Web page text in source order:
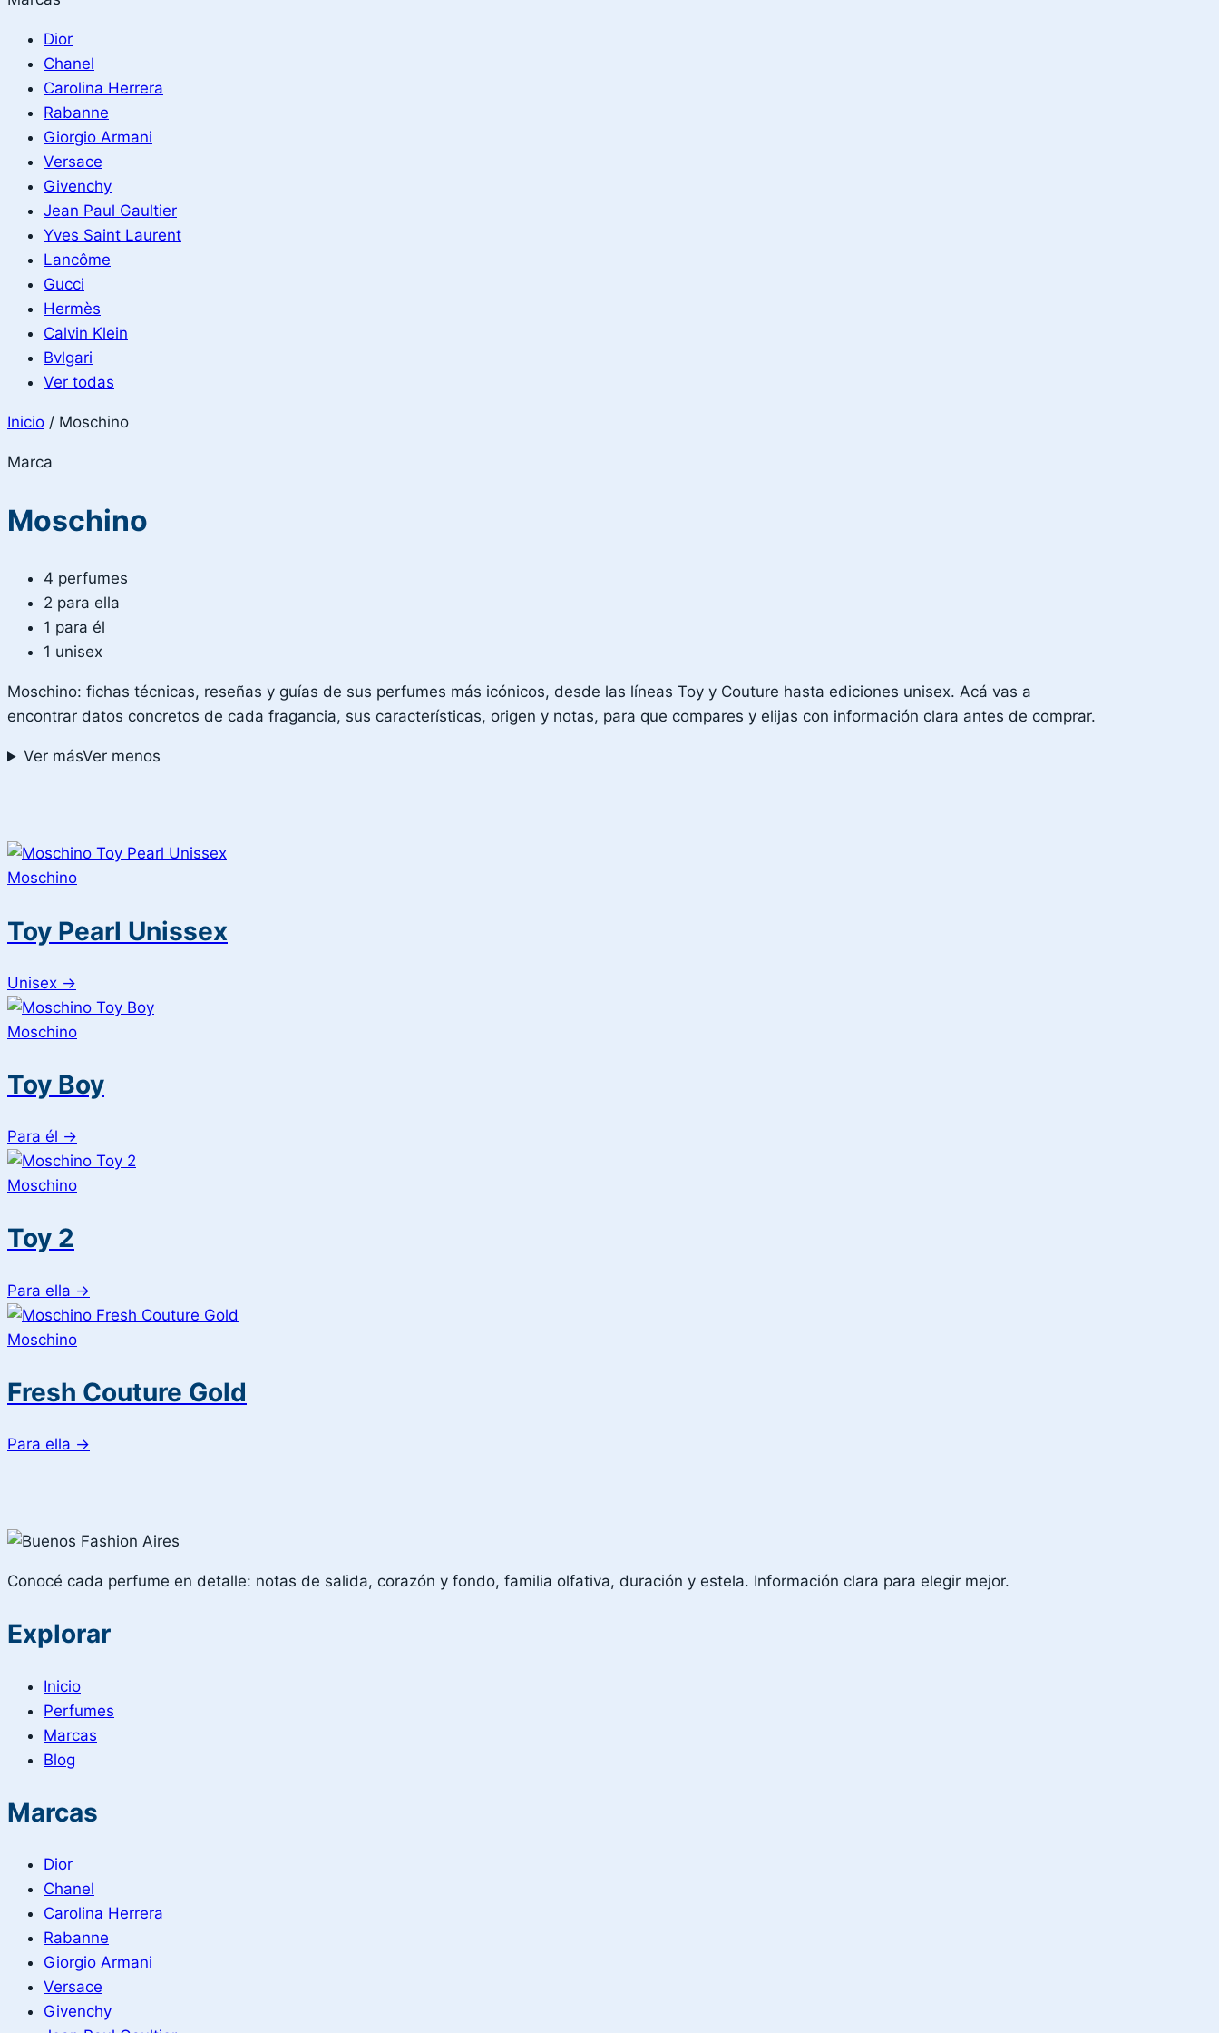
Dior
Chanel
Carolina Herrera
Rabanne
Giorgio Armani
Versace
Givenchy
Jean Paul Gaultier
Yves Saint Laurent
Lancôme
Gucci
Hermès
Calvin Klein
Bvlgari
Ver todas
Inicio / Moschino
Marca
Moschino
4 perfumes
2 para ella
1 para él
1 unisex
Moschino: fichas técnicas, reseñas y guías de sus perfumes más icónicos, desde las líneas Toy y Couture hasta ediciones unisex. Acá vas a
encontrar datos concretos de cada fragancia, sus características, origen y notas, para que compares y elijas con información clara antes de comprar.
Ver másVer menos
Moschino
Toy Pearl Unissex
Unisex →
Moschino
Toy Boy
Para él →
Moschino
Toy 2
Para ella →
Moschino
Fresh Couture Gold
Para ella →
Conocé cada perfume en detalle: notas de salida, corazón y fondo, familia olfativa, duración y estela. Información clara para elegir mejor.
Explorar
Inicio
Perfumes
Marcas
Blog
Marcas
Dior
Chanel
Carolina Herrera
Rabanne
Giorgio Armani
Versace
Givenchy